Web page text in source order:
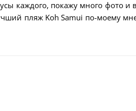
каждого, покажу много фото и
пляж Koh Samui по-моему